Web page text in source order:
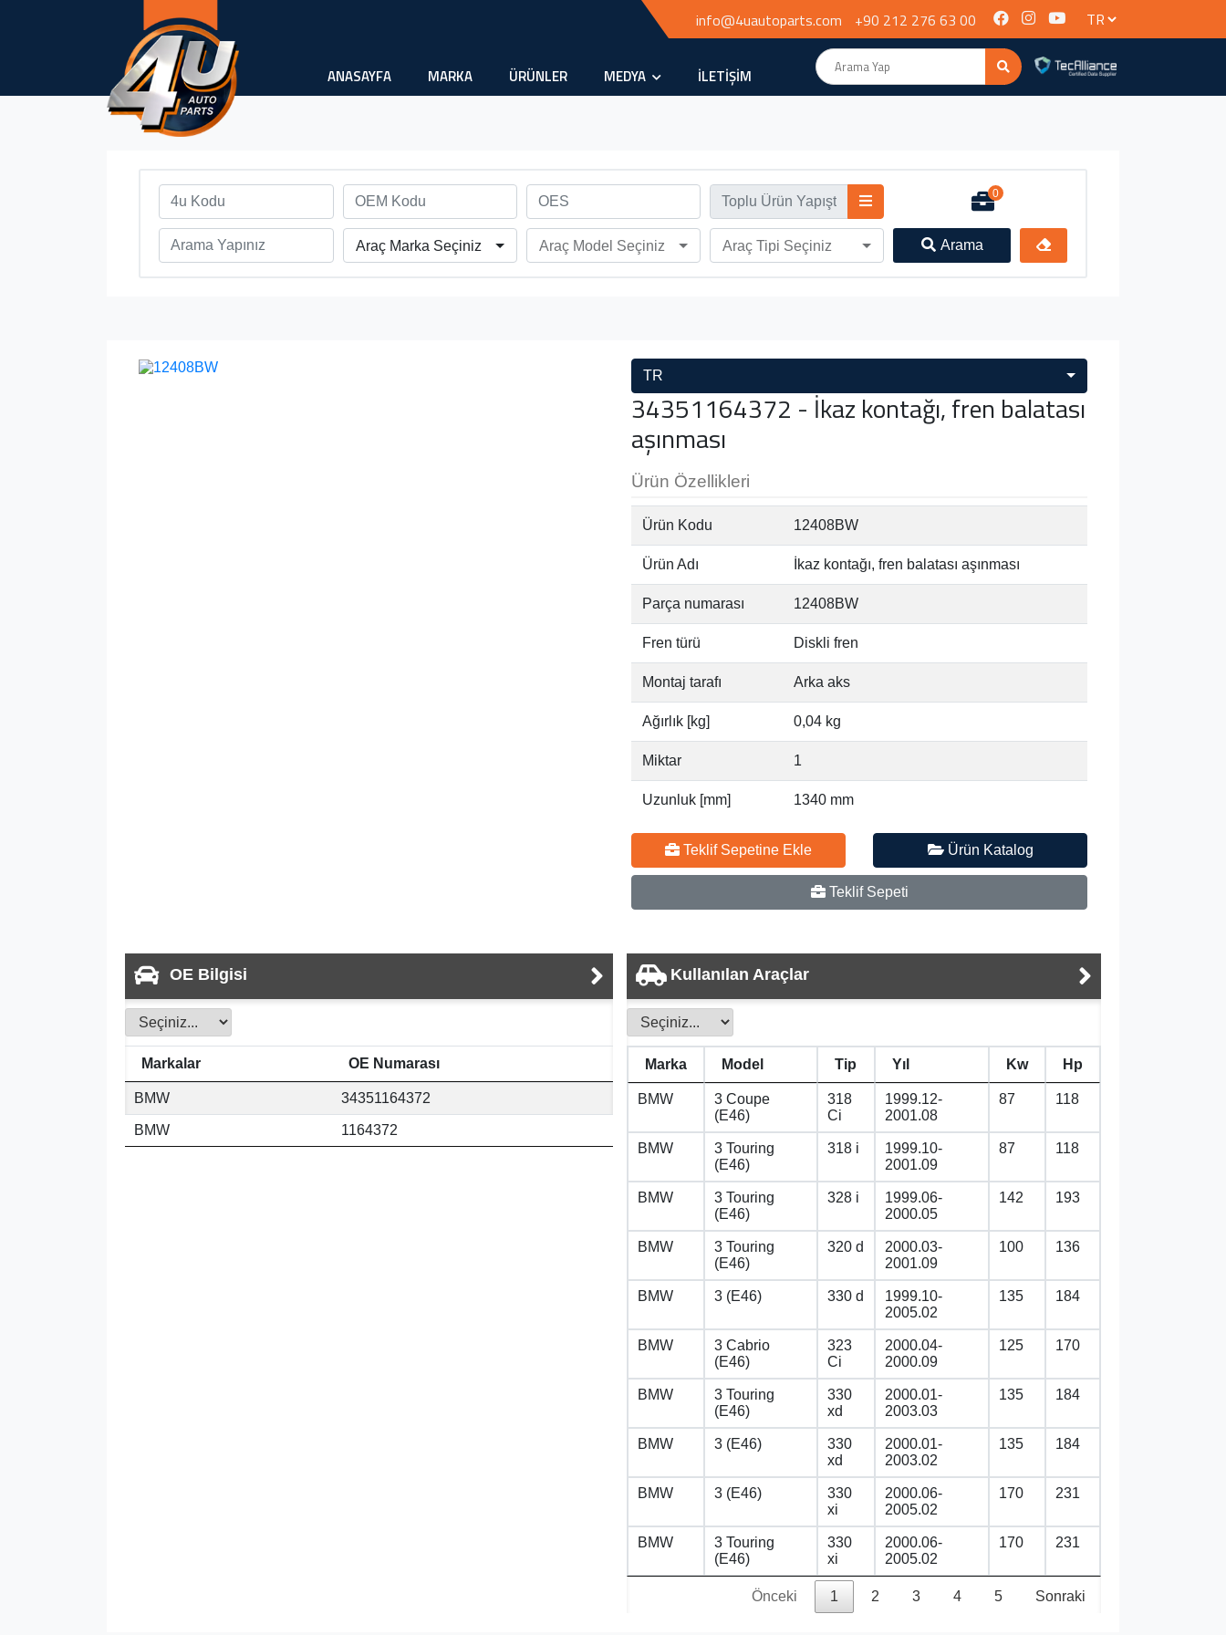
info@4uautoparts.com +90 212 276 63 00
ANASAYFA MARKA ÜRÜNLER MEDYA İLETİŞİM
0
Araç Marka Seçiniz Araç Model Seçiniz Araç Tipi Seçiniz Arama
TR
34351164372 - İkaz kontağı, fren balatası
aşınması
Ürün Özellikleri
Ürün Kodu 12408BW
Ürün Adı İkaz kontağı, fren balatası aşınması
Parça numarası 12408BW
Fren türü Diskli fren
Montaj tarafı Arka aks
Ağırlık [kg] 0,04 kg
Miktar 1
Uzunluk [mm] 1340 mm
Teklif Sepetine Ekle Ürün Katalog
Teklif Sepeti
OE Bilgisi
Markalar OE Numarası
BMW 34351164372
BMW 1164372
Kullanılan Araçlar
Marka Model Tip Yıl Kw Hp
BMW
3 Coupe
(E46)
318
Ci
1999.12-
2001.08
87 118
BMW
3 Touring
(E46)
318 i
1999.10-
2001.09
87 118
BMW
3 Touring
(E46)
328 i
1999.06-
2000.05
142 193
BMW
3 Touring
(E46)
320 d
2000.03-
2001.09
100 136
BMW 3 (E46) 330 d
1999.10-
2005.02
135 184
BMW
3 Cabrio
(E46)
323
Ci
2000.04-
2000.09
125 170
BMW
3 Touring
(E46)
330
xd
2000.01-
2003.03
135 184
BMW 3 (E46)
330
xd
2000.01-
2003.02
135 184
BMW 3 (E46)
330
xi
2000.06-
2005.02
170 231
BMW
3 Touring
(E46)
330
xi
2000.06-
2005.02
170 231
Önceki 1 2 3 4 5 Sonraki